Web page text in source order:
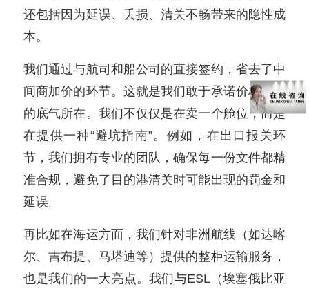
还包括因为延误、丢损、清关不畅带来的隐性成
本。
我们通过与航司和船公司的直接签约，省去了中
间商加价的环节。这就是我们敢于承诺价格优惠
的底气所在。我们不仅仅是在卖一个舱位，而是
在提供一种“避坑指南”。例如，在出口报关环
节，我们拥有专业的团队，确保每一份文件都精
准合规，避免了目的港清关时可能出现的罚金和
延误。
再比如在海运方面，我们针对非洲航线（如达喀
尔、吉布提、马塔迪等）提供的整柜运输服务，
也是我们的一大亮点。我们与ESL（埃塞俄比亚